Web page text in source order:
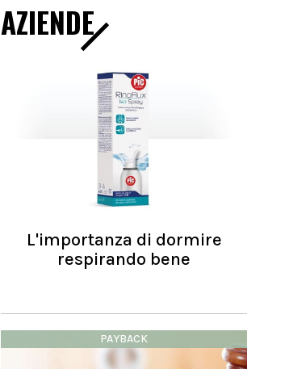
AZIENDE
L'importanza di dormire
respirando bene
PAYBACK